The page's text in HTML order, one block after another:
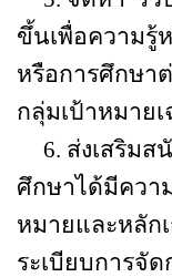
ขึ้นเพื่อความรู้
หรือการศึกษา
กลุ่มเป้าหมาย
6. ส่งเสริม
ศึกษาได้มีควา
หมายและหลัก
ระเบียบการจั